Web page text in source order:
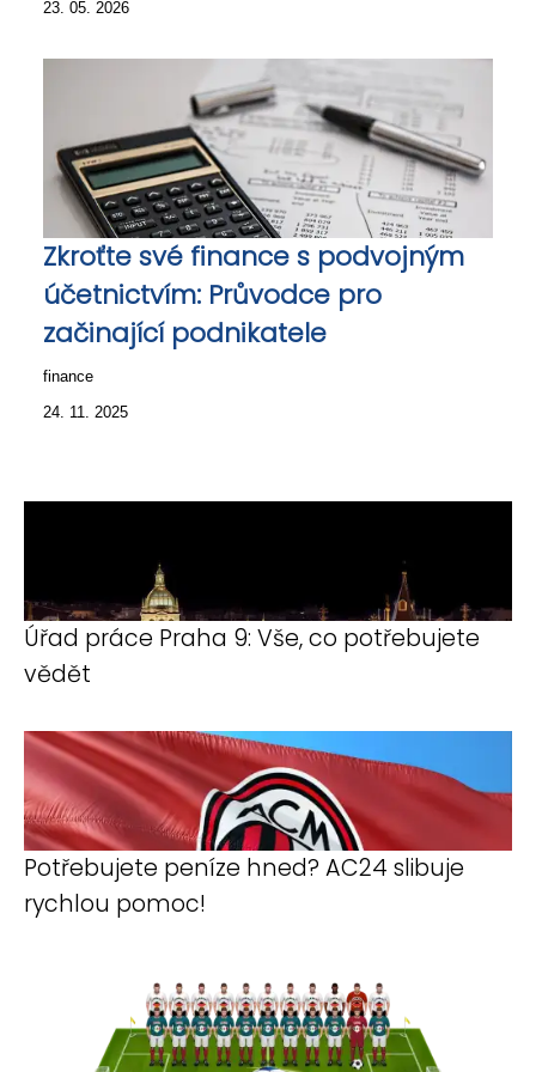
23. 05. 2026
Zkroťte své finance s podvojným
účetnictvím: Průvodce pro
začinající podnikatele
finance
24. 11. 2025
Úřad práce Praha 9: Vše, co potřebujete
vědět
Potřebujete peníze hned? AC24 slibuje
rychlou pomoc!